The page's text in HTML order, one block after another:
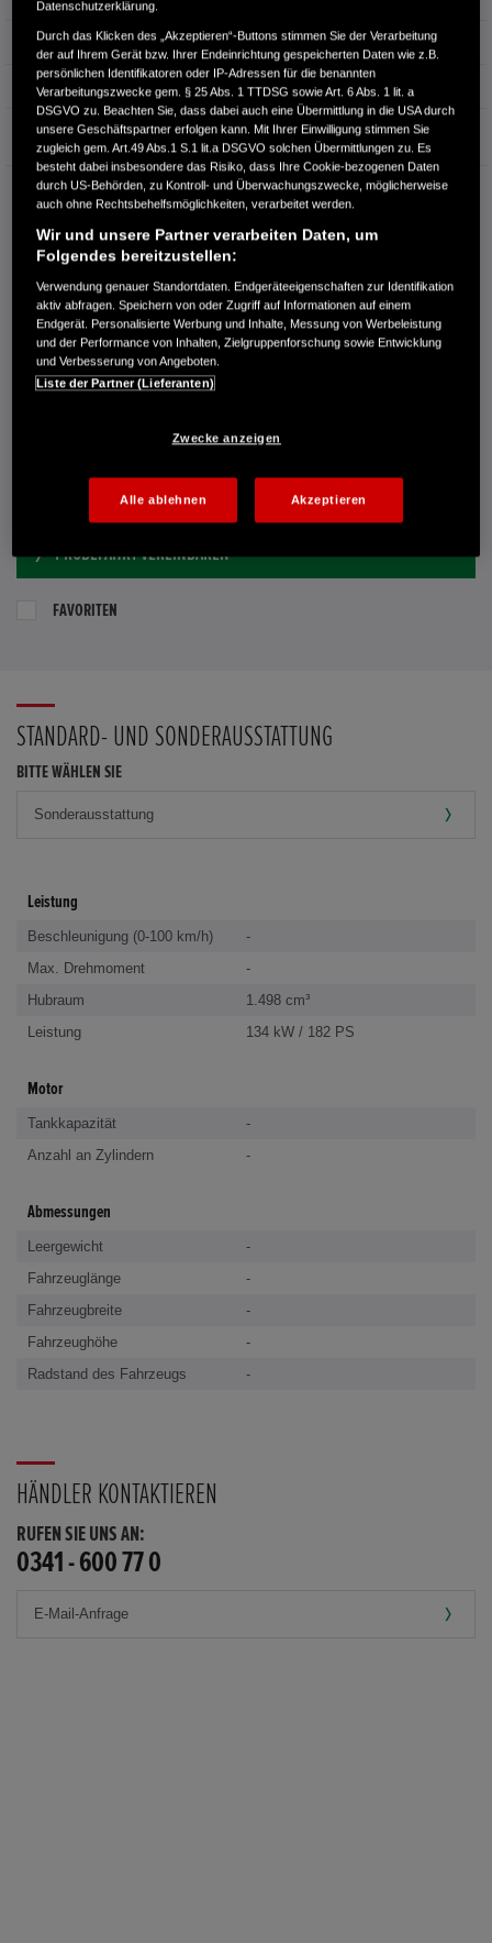
Erstzulassung 02.2019
Bauart Limousine
Garantie
HONDA CENTER GMBH
Richard Lehmann Str. 119
04103 Leipzig
RUFEN SIE UNS AN:
0341 - 600 77 0
Route planen
Händlerbestand anzeigen
E-MAIL-ANFRAGE
PROBEFAHRT VEREINBAREN
FAVORITEN
STANDARD- UND SONDERAUSSTATTUNG
BITTE WÄHLEN SIE
Leistung
Beschleunigung (0-100 km/h)
-
Max. Drehmoment
-
Hubraum
1.498 cm³
Leistung
134 kW / 182 PS
Motor
Tankkapazität
-
Anzahl an Zylindern
-
Abmessungen
Leergewicht
-
Fahrzeuglänge
-
Fahrzeugbreite
-
Fahrzeughöhe
-
Radstand des Fahrzeugs
-
HÄNDLER KONTAKTIEREN
RUFEN SIE UNS AN:
0341 - 600 77 0
Datenschutzerklärung.
Durch das Klicken des „Akzeptieren“-Buttons stimmen Sie der Verarbeitung
der auf Ihrem Gerät bzw. Ihrer Endeinrichtung gespeicherten Daten wie z.B.
persönlichen Identifikatoren oder IP-Adressen für die benannten
Verarbeitungszwecke gem. § 25 Abs. 1 TTDSG sowie Art. 6 Abs. 1 lit. a
DSGVO zu. Beachten Sie, dass dabei auch eine Übermittlung in die USA durch
unsere Geschäftspartner erfolgen kann. Mit Ihrer Einwilligung stimmen Sie
zugleich gem. Art.49 Abs.1 S.1 lit.a DSGVO solchen Übermittlungen zu. Es
besteht dabei insbesondere das Risiko, dass Ihre Cookie-bezogenen Daten
durch US-Behörden, zu Kontroll- und Überwachungszwecke, möglicherweise
auch ohne Rechtsbehelfsmöglichkeiten, verarbeitet werden.
Wir und unsere Partner verarbeiten Daten, um
Folgendes bereitzustellen:
Verwendung genauer Standortdaten. Endgeräteeigenschaften zur Identifikation
aktiv abfragen. Speichern von oder Zugriff auf Informationen auf einem
Endgerät. Personalisierte Werbung und Inhalte, Messung von Werbeleistung
und der Performance von Inhalten, Zielgruppenforschung sowie Entwicklung
und Verbesserung von Angeboten.
Liste der Partner (Lieferanten)
Zwecke anzeigen
Alle ablehnen Akzeptieren